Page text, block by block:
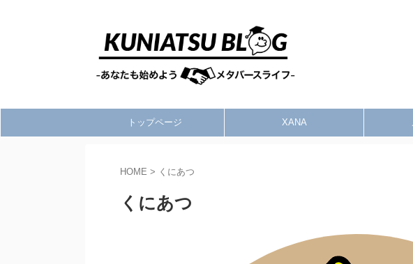
トップページ XANA
HOME > くにあつ
くにあつ